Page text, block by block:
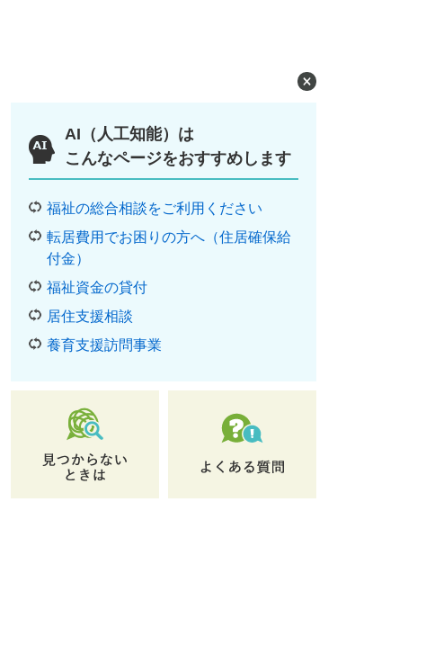
AI（人工知能）は
こんなページをおすすめします
福祉の総合相談をご利用ください
転居費用でお困りの方へ（住居確保給
付金）
福祉資金の貸付
居住支援相談
養育支援訪問事業